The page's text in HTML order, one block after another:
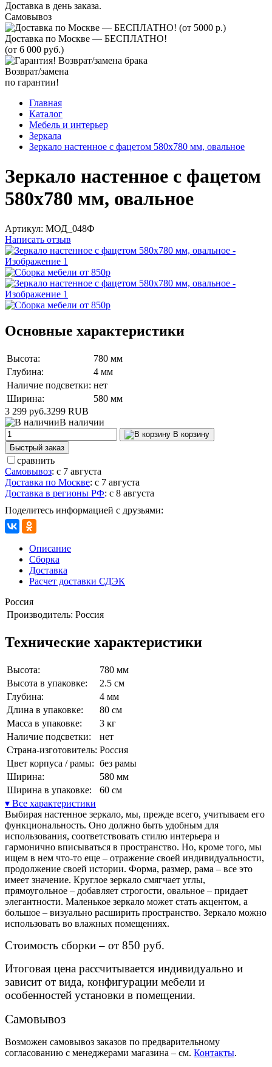
Доставка в день заказа.
Самовывоз
Доставка по Москве — БЕСПЛАТНО!
(от 6 000 руб.)
Возврат/замена
по гарантии!
Главная
Каталог
Мебель и интерьер
Зеркала
Зеркало настенное с фацетом 580х780 мм, овальное
Зеркало настенное с фацетом
580х780 мм, овальное
Артикул: МОД_048Ф
Написать отзыв
Основные характеристики
Высота:
780 мм
Глубина:
4 мм
Наличие подсветки: нет
Ширина:
580 мм
3 299 руб.3299 RUB
В наличии
В корзину
Быстрый заказ
сравнить
Самовывоз: с 7 августа
Доставка по Москве: с 7 августа
Доставка в регионы РФ: с 8 августа
Поделитесь информацией с друзьями:
Описание
Сборка
Доставка
Расчет доставки СДЭК
Россия
Производитель: Россия
Технические характеристики
Высота:
780 мм
Высота в упаковке:
2.5 см
Глубина:
4 мм
Длина в упаковке:
80 см
Масса в упаковке:
3 кг
Наличие подсветки:
нет
Страна-изготовитель: Россия
Цвет корпуса / рамы: без рамы
Ширина:
580 мм
Ширина в упаковке:
60 см
▾ Все характеристики
Выбирая настенное зеркало, мы, прежде всего, учитываем его
функциональность. Оно должно быть удобным для
использования, соответствовать стилю интерьера и
гармонично вписываться в пространство. Но, кроме того, мы
ищем в нем что-то еще – отражение своей индивидуальности,
продолжение своей истории. Форма, размер, рама – все это
имеет значение. Круглое зеркало смягчает углы,
прямоугольное – добавляет строгости, овальное – придает
элегантности. Маленькое зеркало может стать акцентом, а
большое – визуально расширить пространство. Зеркало можно
использовать во влажных помещениях.
Стоимость сборки – от 850 руб.
Итоговая цена рассчитывается индивидуально и
зависит от вида, конфигурации мебели и
особенностей установки в помещении.
Самовывоз
Возможен самовывоз заказов по предварительному
согласованию с менеджерами магазина – см. Контакты.